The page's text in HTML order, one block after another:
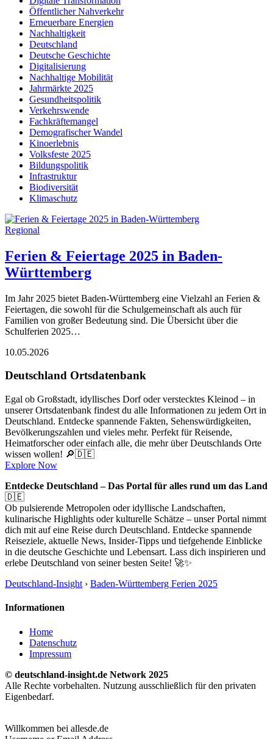
Öffentlicher Nahverkehr
Erneuerbare Energien
Nachhaltigkeit
Deutschland
Deutsche Geschichte
Digitalisierung
Nachhaltige Mobilität
Jahrmärkte 2025
Gesundheitspolitik
Verkehrswende
Fachkräftemangel
Demografischer Wandel
Kinoerlebnis
Volksfeste 2025
Bildungspolitik
Infrastruktur
Biodiversität
Klimaschutz
Regional
Ferien & Feiertage 2025 in Baden-
Württemberg
Im Jahr 2025 bietet Baden-Württemberg eine Vielzahl an Ferien &
Feiertagen, die sowohl für die Schulgemeinschaft als auch für
Familien von großer Bedeutung sind. Die Übersicht über die
Schulferien 2025…
10.05.2026
Deutschland Ortsdatenbank
Egal ob Großstadt, idyllisches Dorf oder verstecktes Kleinod – in
unserer Ortsdatenbank findest du alle Informationen zu jedem Ort in
Deutschland. Entdecke spannende Fakten, Sehenswürdigkeiten,
Bevölkerungszahlen und vieles mehr. Perfekt für Reisende,
Heimatforscher oder einfach alle, die mehr über Deutschlands Orte
wissen wollen! 🔎🇩🇪
Explore Now
Entdecke Deutschland – Das Portal für alles rund um das Land
🇩🇪
Ob pulsierende Metropolen oder idyllische Landschaften,
kulinarische Highlights oder kulturelle Schätze – unser Portal nimmt
dich mit auf eine Reise durch Deutschland. Entdecke spannende
Reiseziele, aktuelle News, Insider-Tipps und tiefgehende Einblicke
in die deutsche Geschichte und Lebensart. Lass dich inspirieren und
erlebe Deutschland von seiner besten Seite! 🚀✨
Deutschland-Insight › Baden-Württemberg Ferien 2025
Informationen
Home
Datenschutz
Impressum
© deutschland-insight.de Network 2025
Alle Rechte vorbehalten. Nutzung ausschließlich für den privaten
Eigenbedarf.
Willkommen bei allesde.de